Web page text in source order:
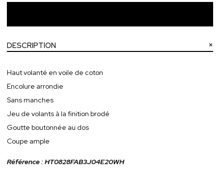
DESCRIPTION
Haut volanté en voile de coton
Encolure arrondie
Sans manches
Jeu de volants à la finition brodé
Goutte boutonnée au dos
Coupe ample
Référence : HT0828FAB3J04E20WH